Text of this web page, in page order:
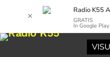
✕
Radio K55
GRATIS
In Google Play